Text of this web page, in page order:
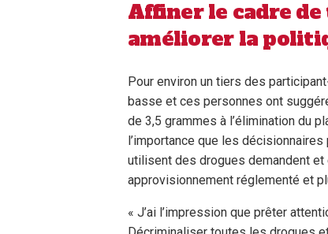
Affiner le cadre
améliorer la
Pour environ un tiers des
basse et ces personnes ont
de 3,5 grammes à l’élimination du
l’importance que les
utilisent des drogues demandent et
approvisionnement réglementé et
« J’ai l’impression que prêter